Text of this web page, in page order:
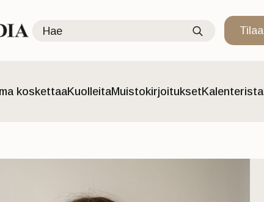
Search
for:
Tilaa
koskettaaKuolleitaMuistokirjoituksetKalenterista